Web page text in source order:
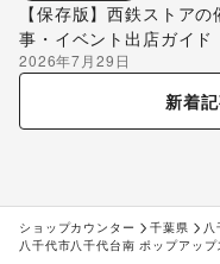
【保存版】西鉄ストアの
事・イベント出店ガイド
2026年7月29日
新着
ショップカウンター 千葉県
八
八千代市八千代台南 ポップアップ